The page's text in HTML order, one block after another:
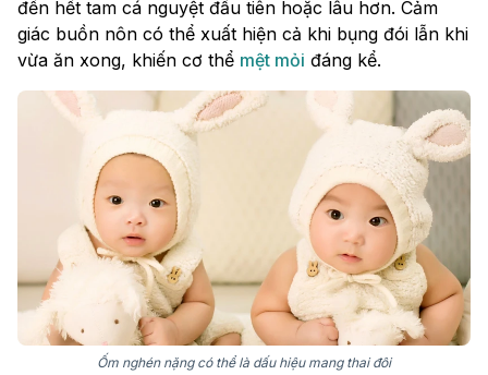
đến hết tam cá nguyệt đầu tiên hoặc lâu hơn. Cảm
giác buồn nôn có thể xuất hiện cả khi bụng đói lẫn khi
vừa ăn xong, khiến cơ thể mệt mỏi đáng kể.
Ốm nghén nặng có thể là dấu hiệu mang thai đôi